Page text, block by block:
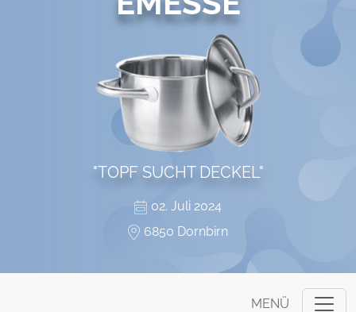
"TOPF SUCHT DECKEL"
02. Juli 2024
6850 Dornbirn
MENÜ